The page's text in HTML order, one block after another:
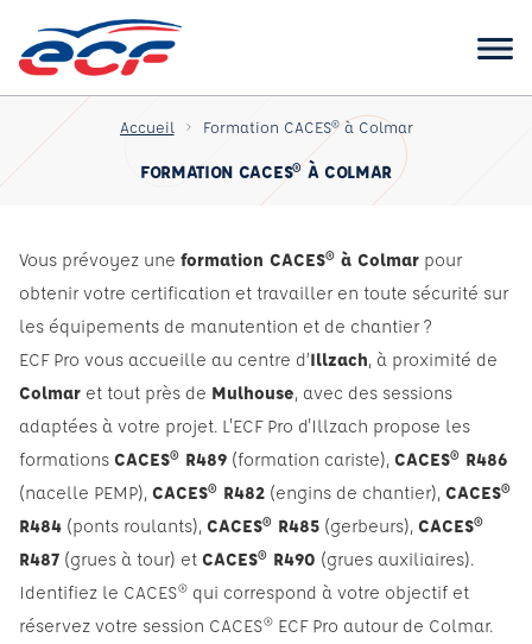
Accueil Formation CACES® à Colmar
FORMATION CACES® À COLMAR
Vous prévoyez une formation CACES® à Colmar pour
obtenir votre certification et travailler en toute sécurité sur
les équipements de manutention et de chantier ?
ECF Pro vous accueille au centre d’Illzach, à proximité de
Colmar et tout près de Mulhouse, avec des sessions
adaptées à votre projet. L'ECF Pro d'Illzach propose les
formations CACES® R489 (formation cariste), CACES® R486
(nacelle PEMP), CACES® R482 (engins de chantier), CACES®
R484 (ponts roulants), CACES® R485 (gerbeurs), CACES®
R487 (grues à tour) et CACES® R490 (grues auxiliaires).
Identifiez le CACES® qui correspond à votre objectif et
réservez votre session CACES® ECF Pro autour de Colmar.